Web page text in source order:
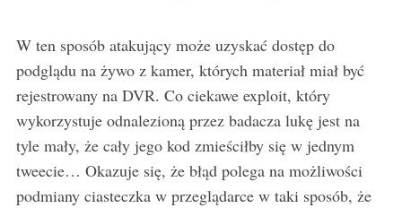
W ten sposób atakujący może uzyskać dostęp do
podglądu na żywo z kamer, których materiał miał być
rejestrowany na DVR. Co ciekawe exploit, który
wykorzystuje odnalezioną przez badacza lukę jest na
tyle mały, że cały jego kod zmieściłby się w jednym
tweecie… Okazuje się, że błąd polega na możliwości
podmiany ciasteczka w przeglądarce w taki sposób, że